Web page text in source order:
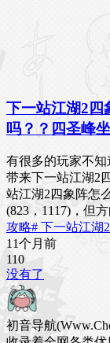
下一站江湖2四
吗？？四圣峰
有很多的玩家不
带来下一站江湖2
站江湖2四象阵怎
(823，1117)，但
攻略# 下一站江湖2
11个月前
110
没有了
初音导航